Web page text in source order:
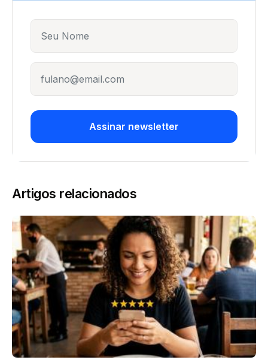
Assinar newsletter
Artigos relacionados